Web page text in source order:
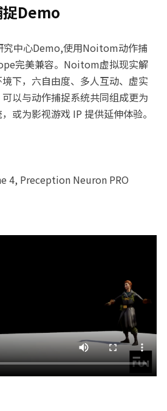
Demo
中心Demo,使用Noitom动作捕
完美兼容。Noitom虚拟现实解
下，六自由度、多人互动、虚实
以与动作捕捉系统共同组成更为
或为影视游戏 IP 提供延伸体验。
4, Preception Neuron PRO